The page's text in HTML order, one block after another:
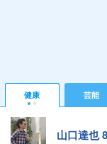
健康 芸能
山口達也